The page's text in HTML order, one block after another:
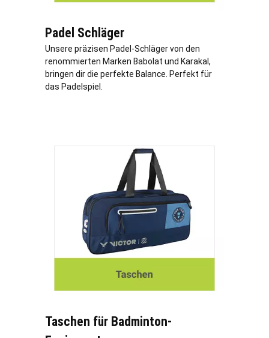
Padel Schläger
Unsere präzisen Padel-Schläger von den
renommierten Marken Babolat und Karakal,
bringen dir die perfekte Balance. Perfekt für
das Padelspiel.
Taschen für Badminton-